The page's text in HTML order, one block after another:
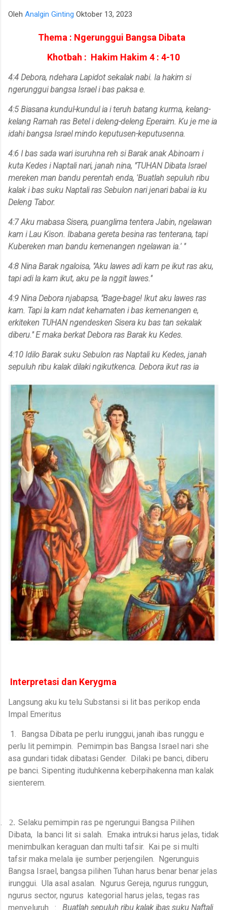
para talenta muda berpotensi tinggi seperti IM Satria Duta
yang diperkuat jajaran Master Internasional Wanita (WIM)
dan Chelsea Monica Ignesias Sihite memiliki kedalaman sku...
Oleh Analgin Ginting Oktober 13, 2023
Thema : Ngerunggui Bangsa Dibata
Khotbah : Hakim Hakim 4 : 4-10
4:4 Debora, ndehara Lapidot sekalak nabi. Ia hakim si
ngerunggui bangsa Israel i bas paksa e.
4:5 Biasana kundul-kundul ia i teruh batang kurma, kelang-
kelang Ramah ras Betel i deleng-deleng Eperaim. Ku je me ia
idahi bangsa Israel mindo keputusen-keputusenna.
4:6 I bas sada wari isuruhna reh si Barak anak Abinoam i
kuta Kedes i Naptali nari, janah nina, "TUHAN Dibata Israel
mereken man bandu perentah enda, 'Buatlah sepuluh ribu
kalak i bas suku Naptali ras Sebulon nari jenari babai ia ku
Deleng Tabor.
4:7 Aku mabasa Sisera, puanglima tentera Jabin, ngelawan
kam i Lau Kison. Ibabana gereta besina ras tenterana, tapi
Kubereken man bandu kemenangen ngelawan ia.' "
4:8 Nina Barak ngaloisa, "Aku lawes adi kam pe ikut ras aku,
tapi adi la kam ikut, aku pe la nggit lawes."
4:9 Nina Debora njabapsa, "Bage-bage! Ikut aku lawes ras
kam. Tapi la kam ndat kehamaten i bas kemenangen e,
erkiteken TUHAN ngendesken Sisera ku bas tan sekalak
diberu." E maka berkat Debora ras Barak ku Kedes.
4:10 Idilo Barak suku Sebulon ras Naptali ku Kedes, janah
sepuluh ribu kalak dilaki ngikutkenca. Debora ikut ras ia
Interpretasi dan Kerygma
Langsung aku ku telu Substansi si lit bas perikop enda
Impal Emeritus
1.
Bangsa Dibata pe perlu irunggui, janah ibas runggu e
perlu lit pemimpin. Pemimpin bas Bangsa Israel nari she
asa gundari tidak dibatasi Gender. Dilaki pe banci, diberu
pe banci. Sipenting ituduhkenna keberpihakenna man kalak
sienterem.
2. Selaku pemimpin ras pe ngerungui Bangsa Pilihen
Dibata,
la banci lit si salah.
Emaka intruksi harus jelas, tidak
menimbulkan keraguan dan multi tafsir.
Kai pe si multi
tafsir maka melala ije sumber perjengilen.
Ngerunguis
Bangsa Israel, bangsa pilihen Tuhan harus benar benar jelas
irunggui. Ula asal asalan.
Ngurus Gereja, ngurus runggun,
ngurus sector, ngurus kategorial harus jelas, tegas ras
menyeluruh
: Buatlah sepuluh ribu kalak ibas suku Naftali